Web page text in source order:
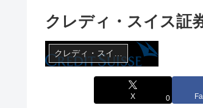
クレディ・スイス証
クレディ・スイス証券
X 0